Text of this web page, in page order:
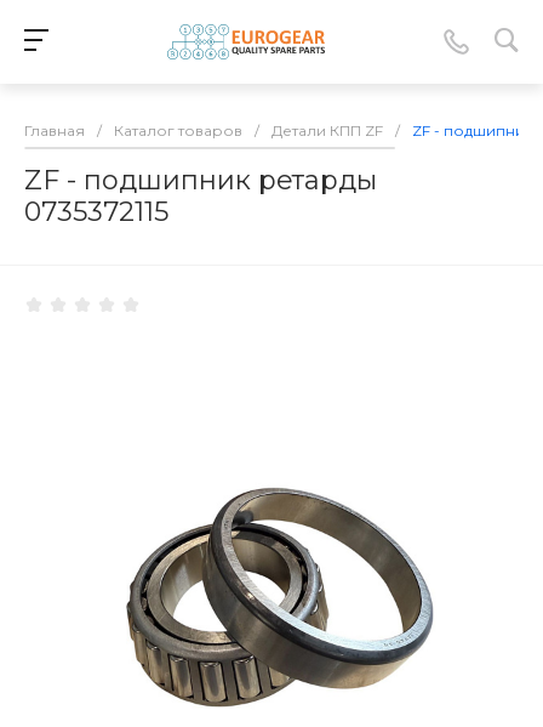
Главная / Каталог товаров / Детали КПП ZF / ZF - подшипник
ZF - подшипник ретарды
0735372115